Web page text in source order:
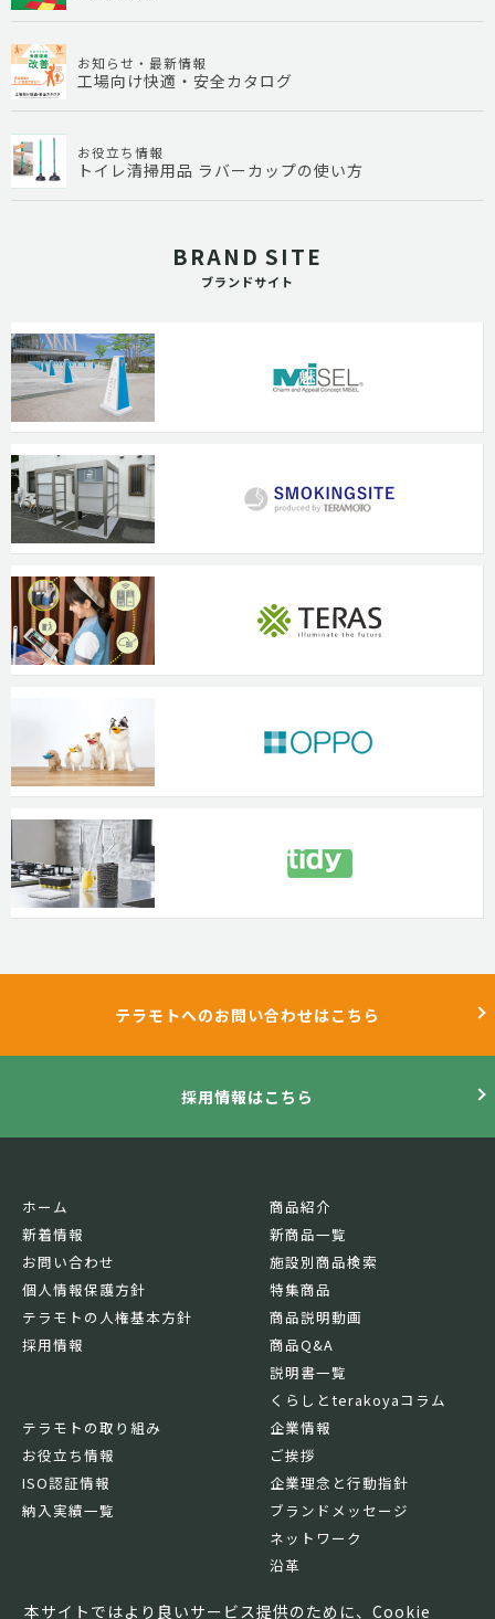
お知らせ・最新情報
工場向け快適・安全カタログ
お役立ち情報
トイレ清掃用品 ラバーカップの使い方
BRAND SITE
ブランドサイト
本サイトではより良いサービス提供のために、Cookie
テラモトへのお問い合わせはこちら
採用情報はこちら
ホーム
新着情報
お問い合わせ
個人情報保護方針
テラモトの人権基本方針
採用情報
商品紹介
新商品一覧
施設別商品検索
特集商品
商品説明動画
商品Q&A
説明書一覧
くらしとterakoyaコラム
テラモトの取り組み
お役立ち情報
ISO認証情報
納入実績一覧
企業情報
ご挨拶
企業理念と行動指針
ブランドメッセージ
ネットワーク
沿革